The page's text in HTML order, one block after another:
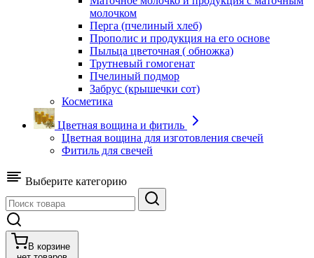
молочком
Перга (пчелиный хлеб)
Прополис и продукция на его основе
Пыльца цветочная ( обножка)
Трутневый гомогенат
Пчелиный подмор
Забрус (крышечки сот)
Косметика
Цветная вощина и фитиль
Цветная вощина для изготовления свечей
Фитиль для свечей
Выберите категорию
В корзине